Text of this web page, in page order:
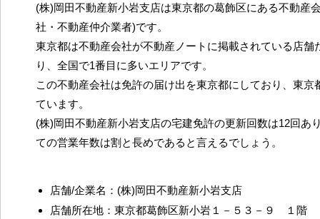
(株)岡田不動産新小岩支店は東京都の葛飾区にある不動産
社・不動産仲介業者)です。
東京都は不動産会社が不動産ノートに掲載されている店舗
り、全国で1番目に多いエリアです。
この不動産会社は免許の届け出を東京都にしており、東京
ています。
(株)岡田不動産新小岩支店の宅建免許の更新回数は12回あ
ての営業年数は割と長めであると言えるでしょう。
店舗/企業名：(株)岡田不動産新小岩支店
店舗所在地：東京都葛飾区新小岩１－５３－９ １階